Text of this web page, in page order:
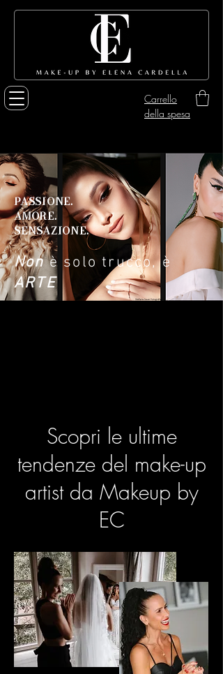
Carrello
della spesa
PASSIONE.
AMORE.
SENSAZIONE.
Nonè solo trucco, è
ARTE
Scopri le ultime
tendenze del make-up
artist da Makeup by
EC